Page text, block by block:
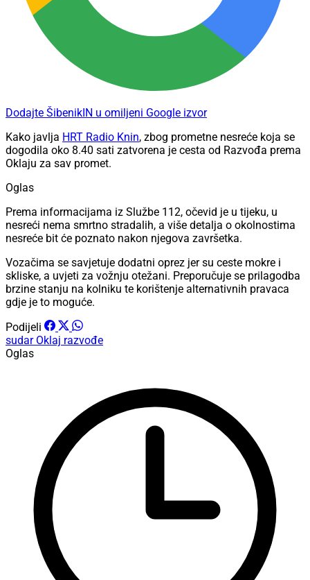
Dodajte ŠibenikIN u omiljeni Google izvor
Kako javlja HRT Radio Knin, zbog prometne nesreće koja se
dogodila oko 8.40 sati zatvorena je cesta od Razvođa prema
Oklaju za sav promet.
Oglas
Prema informacijama iz Službe 112, očevid je u tijeku, u
nesreći nema smrtno stradalih, a više detalja o okolnostima
nesreće bit će poznato nakon njegova završetka.
Vozačima se savjetuje dodatni oprez jer su ceste mokre i
skliske, a uvjeti za vožnju otežani. Preporučuje se prilagodba
brzine stanju na kolniku te korištenje alternativnih pravaca
gdje je to moguće.
Podijeli
sudar Oklaj razvođe
Oglas